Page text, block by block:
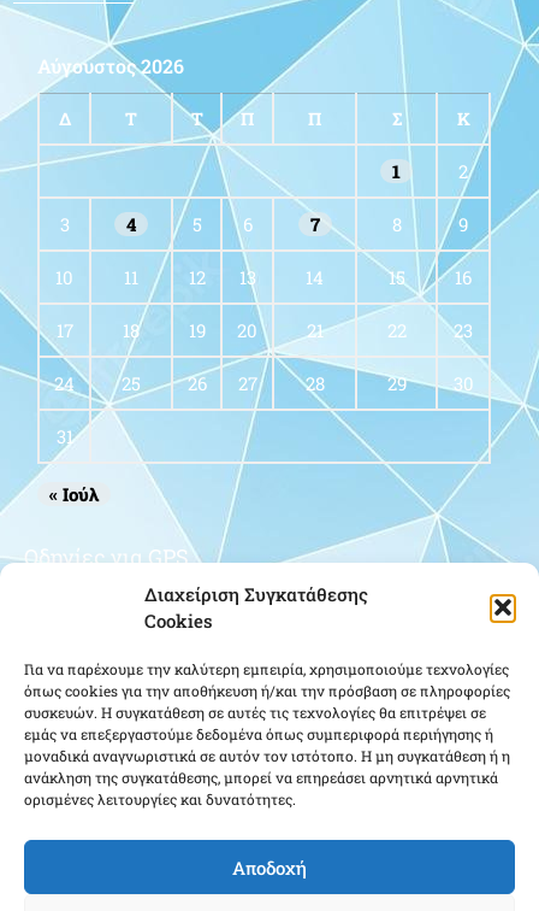
Διαχείριση Συγκατάθεσης
Cookies
Για να παρέχουμε την καλύτερη εμπειρία, χρησιμοποιούμε τεχνολογίες
όπως cookies για την αποθήκευση ή/και την πρόσβαση σε πληροφορίες
συσκευών. Η συγκατάθεση σε αυτές τις τεχνολογίες θα επιτρέψει σε
εμάς να επεξεργαστούμε δεδομένα όπως συμπεριφορά περιήγησης ή
μοναδικά αναγνωριστικά σε αυτόν τον ιστότοπο. Η μη συγκατάθεση ή η
ανάκληση της συγκατάθεσης, μπορεί να επηρεάσει αρνητικά αρνητικά
ορισμένες λειτουργίες και δυνατότητες.
Αποδοχή
Αύγουστος 2026
Δ Τ Τ Π Π Σ Κ
1 2
3 4 5 6 7 8 9
10 11 12 13 14 15 16
17 18 19 20 21 22 23
24 25 26 27 28 29 30
31
« Ιούλ
Οδηγίες για GPS
Κάντε κλικ για να αποδεχτείτε cookies
εμπορικής προώθησης και να